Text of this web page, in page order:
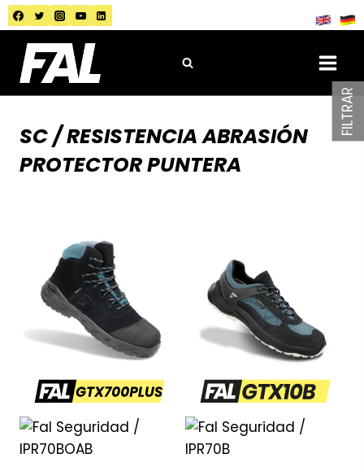
Saltar
al
contenido
SC / RESISTENCIA ABRASIÓN
PROTECTOR PUNTERA
FILTRAR